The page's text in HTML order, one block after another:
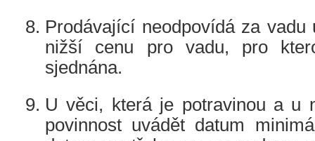
Prodávající neodpovídá za vadu
nižší cenu pro vadu, pro
sjednána.
U věci, která je potravinou a u
povinnost uvádět datum